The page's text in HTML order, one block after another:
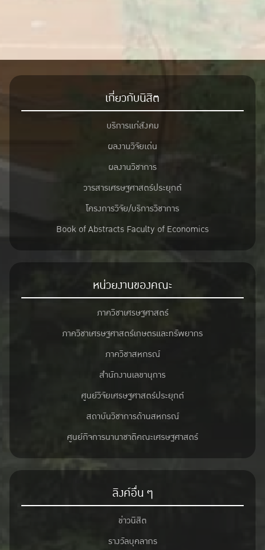
เกี่ยวกับนิสิต
บริการแก่สังคม
ผลงานวิจัยเด่น
ผลงานวิชาการ
วารสารเศรษฐศาสตร์ประยุกต์
โครงการวิจัย/บริการวิชาการ
Book of Abstracts Faculty of Economics
หน่วยงานของคณะ
ภาควิชาเศรษฐศาสตร์
ภาควิชาเศรษฐศาสตร์เกษตรและทรัพยากร
ภาควิชาสหกรณ์
สำนักงานเลขานุการ
ศูนย์วิจัยเศรษฐศาสตร์ประยุกต์
สถาบันวิชาการด้านสหกรณ์
ศูนย์กิจการนานาชาติคณะเศรษฐศาสตร์
ลิงค์อื่น ๆ
ข่าวนิสิต
รางวัลบุคลากร